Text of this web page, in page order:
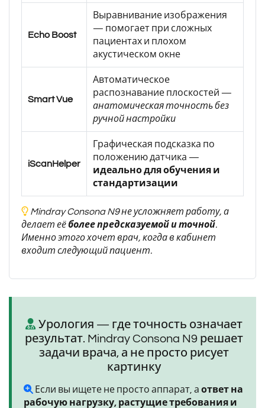
Echo Boost
Выравнивание изображения
— помогает при сложных
пациентах и плохом
акустическом окне
Smart Vue
Автоматическое
распознавание плоскостей —
анатомическая точность без
ручной настройки
iScanHelper
Графическая подсказка по
положению датчика —
идеально для обучения и
стандартизации
Mindray Consona N9 не усложняет работу, а
делает еёболее предсказуемой и точной.
Именно этого хочет врач, когда в кабинет
входит следующий пациент.
Урология — где точность означает
результат. Mindray Consona N9 решает
задачи врача, а не просто рисует
картинку
Если вы ищете не просто аппарат, а ответ на
рабочую нагрузку, растущие требования и